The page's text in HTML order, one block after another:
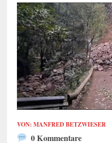
VON: MANFRED BETZWIESER
0 Kommentare